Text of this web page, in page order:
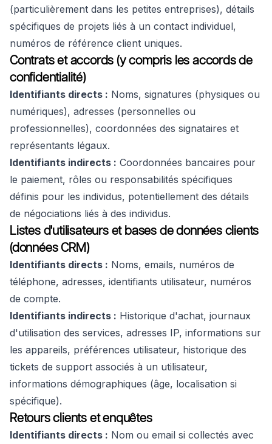
(particulièrement dans les petites entreprises), détails
spécifiques de projets liés à un contact individuel,
numéros de référence client uniques.
Contrats et accords (y compris les accords de
confidentialité)
Identifiants directs : Noms, signatures (physiques ou
numériques), adresses (personnelles ou
professionnelles), coordonnées des signataires et
représentants légaux.
Identifiants indirects : Coordonnées bancaires pour
le paiement, rôles ou responsabilités spécifiques
définis pour les individus, potentiellement des détails
de négociations liés à des individus.
Listes d'utilisateurs et bases de données clients
(données CRM)
Identifiants directs : Noms, emails, numéros de
téléphone, adresses, identifiants utilisateur, numéros
de compte.
Identifiants indirects : Historique d'achat, journaux
d'utilisation des services, adresses IP, informations sur
les appareils, préférences utilisateur, historique des
tickets de support associés à un utilisateur,
informations démographiques (âge, localisation si
spécifique).
Retours clients et enquêtes
Identifiants directs : Nom ou email si collectés avec